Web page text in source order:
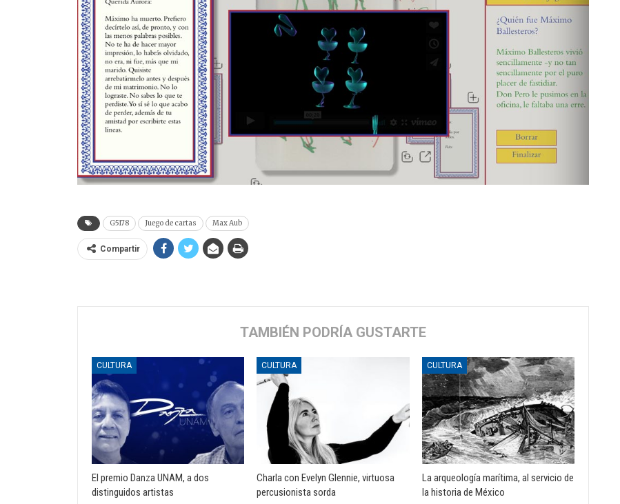
G5178 Juego de cartas Max Aub
Compartir
TAMBIÉN PODRÍA GUSTARTE
CULTURA
El premio Danza UNAM, a dos
distinguidos artistas
CULTURA
Charla con Evelyn Glennie, virtuosa
percusionista sorda
CULTURA
La arqueología marítima, al servicio de
la historia de México